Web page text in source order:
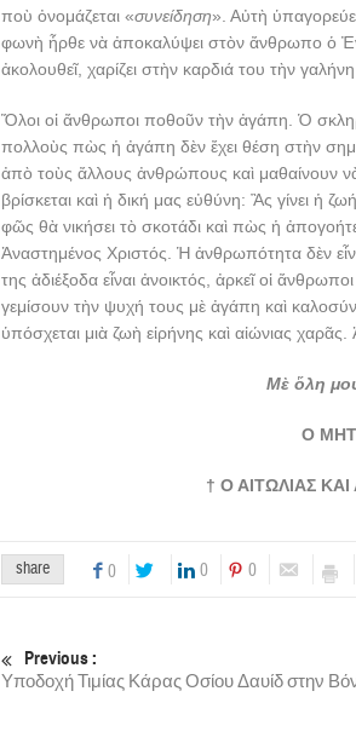
ποὺ ὀνομάζεται «συνείδηση». Αὐτὴ
φωνὴ ἦρθε νὰ ἀποκαλύψει στὸν ἄνθρωπο ὁ
ἀκολουθεῖ, χαρίζει στὴν καρδιά του τὴν
Ὅλοι οἱ ἄνθρωποι ποθοῦν τὴν ἀγάπη. Ὁ
πολλοὺς πὼς ἡ ἀγάπη δὲν ἔχει θέση στὴν
ἀπὸ τοὺς ἄλλους ἀνθρώπους καὶ μαθαίνουν
βρίσκεται καὶ ἡ δική μας εὐθύνη: Ἂς γίνει ἡ
φῶς θὰ νικήσει τὸ σκοτάδι καὶ πὼς ἡ
Ἀναστημένος Χριστός. Ἡ ἀνθρωπότητα δὲν
της ἀδιέξοδα εἶναι ἀνοικτός, ἀρκεῖ οἱ
γεμίσουν τὴν ψυχή τους μὲ ἀγάπη καὶ
ὑπόσχεται μιὰ ζωὴ εἰρήνης καὶ αἰώνιας χαρᾶς.
Μὲ ὅλη
Ο
† Ο ΑΙΤΩΛΙΑΣ
share 0 0 0
Previous :
Υποδοχή Τιμίας Κάρας Οσίου Δαυίδ στην